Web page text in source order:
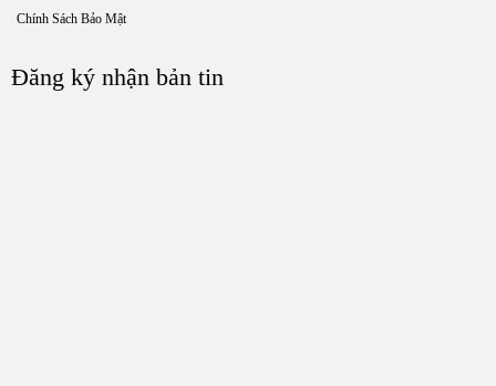
Chính Sách Bảo Mật
Đăng ký nhận bản tin